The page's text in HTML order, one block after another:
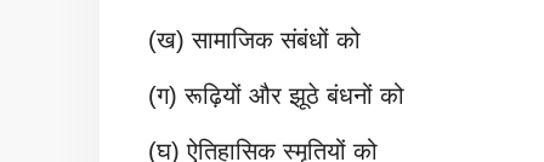
(ख) सामाजिक संबंधों को
(ग) रूढ़ियों और झूठे बंधनों को
(घ) ऐतिहासिक स्मृतियों को